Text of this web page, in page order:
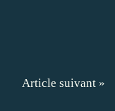
Article suivant »